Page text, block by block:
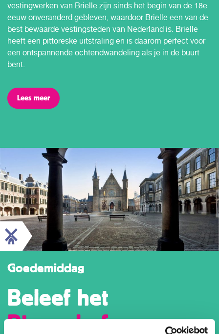
vestingwerken van Brielle zijn sinds het begin van de 18e
eeuw onveranderd gebleven, waardoor Brielle een van de
best bewaarde vestingsteden van Nederland is. Brielle
heeft een pittoreske uitstraling en is daarom perfect voor
een ontspannende ochtendwandeling als je in de buurt
bent.
Lees meer
Goedemiddag
Beleef het
Binnenhof